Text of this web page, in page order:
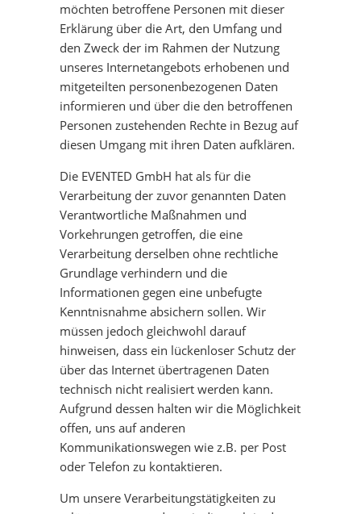
STÜHLE & ZUBEHÖR
möchten betroffene Personen mit dieser
Erklärung über die Art, den Umfang und
den Zweck der im Rahmen der Nutzung
unseres Internetangebots erhobenen und
mitgeteilten personenbezogenen Daten
informieren und über die den betroffenen
Personen zustehenden Rechte in Bezug auf
diesen Umgang mit ihren Daten aufklären.
Die EVENTED GmbH hat als für die
Verarbeitung der zuvor genannten Daten
Verantwortliche Maßnahmen und
Vorkehrungen getroffen, die eine
Verarbeitung derselben ohne rechtliche
Grundlage verhindern und die
Informationen gegen eine unbefugte
Kenntnisnahme absichern sollen. Wir
müssen jedoch gleichwohl darauf
hinweisen, dass ein lückenloser Schutz der
über das Internet übertragenen Daten
technisch nicht realisiert werden kann.
Aufgrund dessen halten wir die Möglichkeit
offen, uns auf anderen
Kommunikationswegen wie z.B. per Post
oder Telefon zu kontaktieren.
Um unsere Verarbeitungstätigkeiten zu